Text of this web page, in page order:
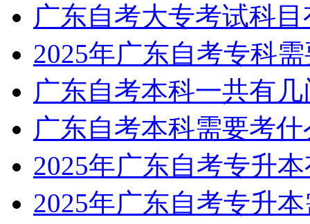
广东自考大专考试科
2025年广东自考专科
广东自考本科一共有
广东自考本科需要考
2025年广东自考专升
2025年广东自考专升